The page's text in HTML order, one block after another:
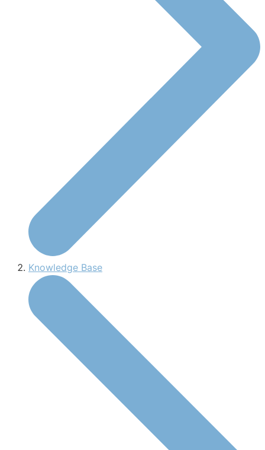
Knowledge Base